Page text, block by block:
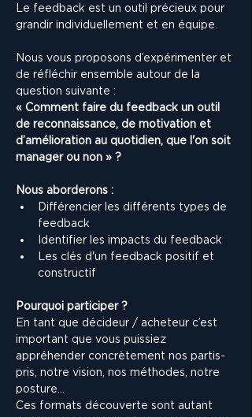
Le feedback est un outil précieux pour
grandir individuellement et en équipe.
Nous vous proposons d’expérimenter et
de réfléchir ensemble autour de la
question suivante :
« Comment faire du feedback un outil
de reconnaissance, de motivation et
d’amélioration au quotidien, que l'on soit
manager ou non » ?
Nous aborderons :
Différencier les différents types de
feedback
Identifier les impacts du feedback
Les clés d'un feedback positif et
constructif
Pourquoi participer ?
En tant que décideur / acheteur c’est
important que vous puissiez
appréhender concrètement nos partis-
pris, notre vision, nos méthodes, notre
posture…
Ces formats découverte sont autant